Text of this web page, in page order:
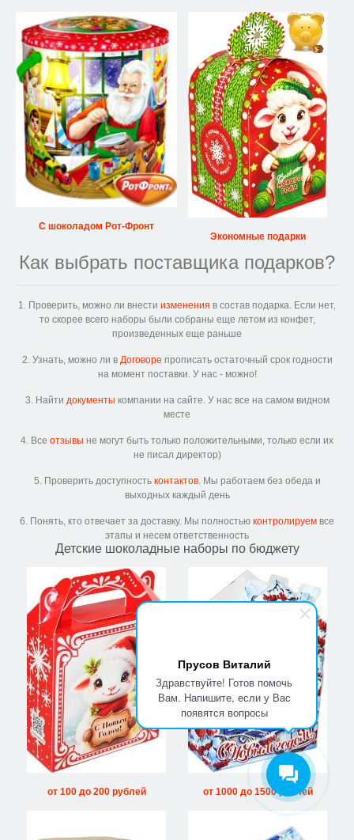
Прусов Виталий
Здравствуйте! Готов помочь
Вам. Напишите, если у Вас
появятся вопросы
С шоколадом Рот-Фронт
Экономные подарки
Как выбрать поставщика подарков?
1. Проверить, можно ли внести изменения в состав подарка. Если нет,
то скорее всего наборы были собраны еще летом из конфет,
произведенных еще раньше
2. Узнать, можно ли в Договоре прописать остаточный срок годности
на момент поставки. У нас - можно!
3. Найти документы компании на сайте. У нас все на самом видном
месте
4. Все отзывы не могут быть только положительными, только если их
не писал директор)
5. Проверить доступность контактов. Мы работаем без обеда и
выходных каждый день
6. Понять, кто отвечает за доставку. Мы полностью контролируем все
этапы и несем ответственность
Детские шоколадные наборы по бюджету
от 100 до 200 рублей от 1000 до 1500 рублей